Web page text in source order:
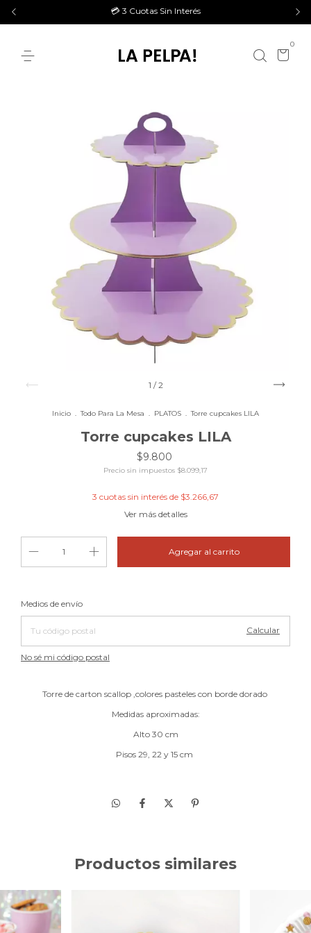
💳 3 Cuotas Sin Interés
0
1 /2
Inicio . Todo Para La Mesa . PLATOS . Torre cupcakes LILA
Torre cupcakes LILA
$9.800
Precio sin impuestos $8.099,17
3 cuotas sin interés de $3.266,67
Ver más detalles
Entregas para el CP:
Medios de envío
Calcular
No sé mi código postal
Torre de carton scallop ,colores pasteles con borde dorado
Medidas aproximadas:
Alto 30 cm
Pisos 29, 22 y 15 cm
Productos similares